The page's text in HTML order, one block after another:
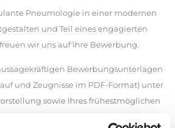
Pneumologie in einer modernen
und Teil eines engagierten
wir uns auf Ihre Bewerbung.
Bewerbungsunterlagen
und Zeugnisse im PDF-Format) unter
sowie Ihres frühestmöglichen